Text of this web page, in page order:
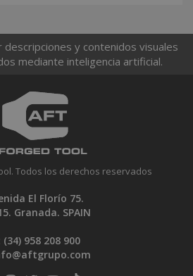
descripciones y contenidos visuales
mediante inteligencia artificial.
Todos los derechos reservados
El Florío 75.
Granada. SPAIN
(34) 958 208 900